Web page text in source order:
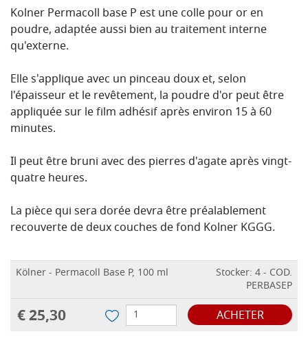
Kolner Permacoll base P est une colle pour or en
poudre, adaptée aussi bien au traitement interne
qu'externe.
Elle s'applique avec un pinceau doux et, selon
l'épaisseur et le revêtement, la poudre d'or peut être
appliquée sur le film adhésif après environ 15 à 60
minutes.
Il peut être bruni avec des pierres d'agate après vingt-
quatre heures.
La pièce qui sera dorée devra être préalablement
recouverte de deux couches de fond Kolner KGGG.
Kölner - Permacoll Base P, 100 ml
Stocker: 4 - COD.
PERBASEP
€ 25,30 ACHETER